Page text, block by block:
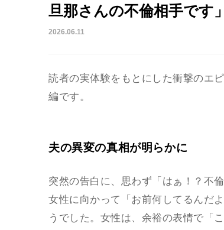
旦那さんの不倫相手です
2026.06.11
読者の実体験をもとにした衝撃のエ
編です。
夫の異変の真相が明らかに
突然の告白に、思わず「はぁ！？不
女性に向かって「お前何してるんだ
うでした。女性は、余裕の表情で「